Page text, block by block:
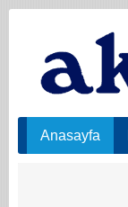
Anasayfa